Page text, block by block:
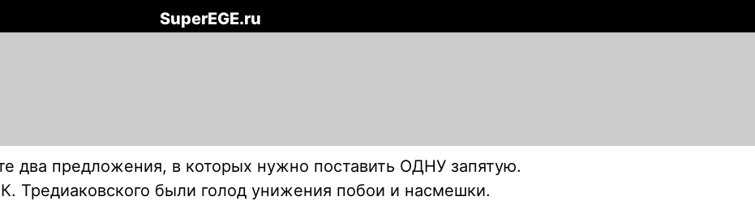
SuperEGE.ru
два предложения, в которых нужно поставить ОДНУ запятую.
Тредиаковского были голод унижения побои и насмешки.